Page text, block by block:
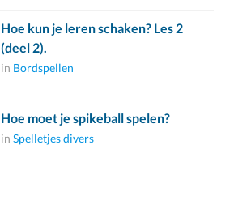
Hoe kun je leren schaken? Les 2
(deel 2).
in Bordspellen
Hoe moet je spikeball spelen?
in Spelletjes divers